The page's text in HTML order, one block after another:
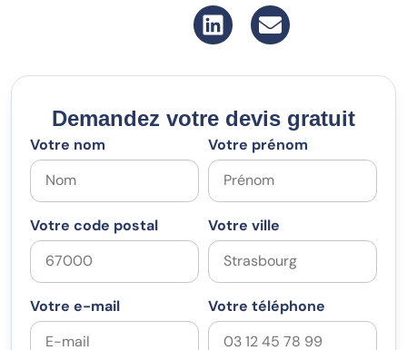
Demandez votre devis gratuit
Votre nom Votre prénom
Votre code postal Votre ville
Votre e-mail Votre téléphone